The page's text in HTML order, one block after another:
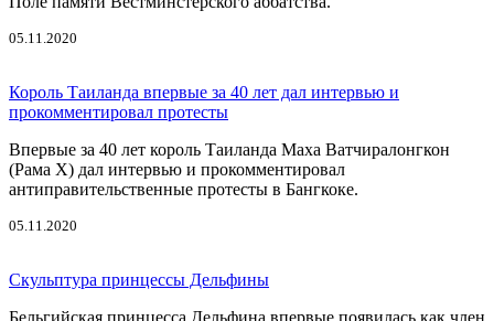
05.11.2020
Король Таиланда впервые за 40 лет дал интервью и
прокомментировал протесты
Впервые за 40 лет король Таиланда Маха Ватчиралонгкон
(Рама Х) дал интервью и прокомментировал
антиправительственные протесты в Бангкоке.
05.11.2020
Скульптура принцессы Дельфины
Бельгийская принцесса Дельфина впервые появилась как член